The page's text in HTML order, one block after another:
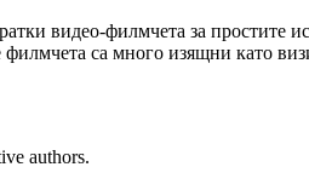
видео-филмчета за
са много изящни като
authors.